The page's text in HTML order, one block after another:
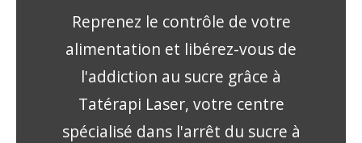
Reprenez le contrôle de votre
alimentation et libérez-vous de
l'addiction au sucre grâce à
Tatérapi Laser, votre centre
spécialisé dans l'arrêt du sucre à